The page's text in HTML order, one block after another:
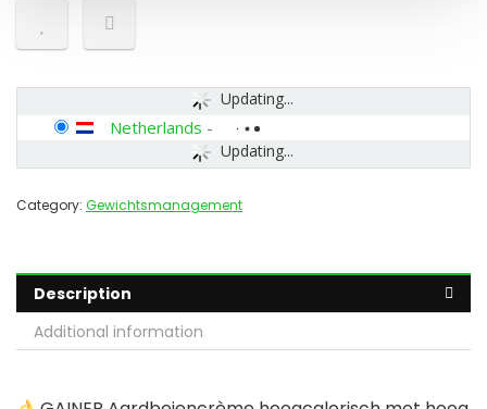
Updating...
Updating...
Netherlands -
Category: Gewichtsmanagement
Description
Additional information